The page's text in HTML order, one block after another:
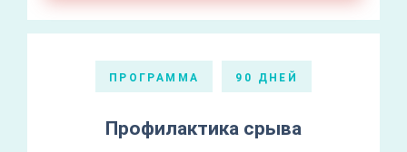
ПРОГРАММА 90 ДНЕЙ
Профилактика срыва